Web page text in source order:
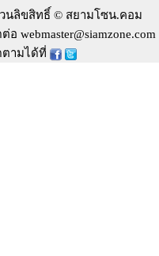
นลิขสิทธิ์ © สยามโซน.คอม
อ webmaster@siamzone.com
ามได้ที่